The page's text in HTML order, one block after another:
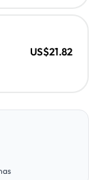
US$21.82